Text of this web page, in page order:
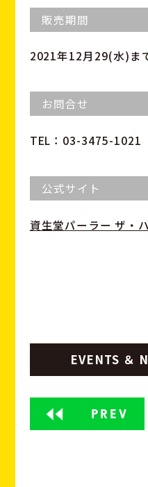
販売期間
2021年12月29(水)ま
お問合せ
TEL：03-3475-1021
公式サイト
資生堂パーラー ザ・
PREV
EVENTS ＆